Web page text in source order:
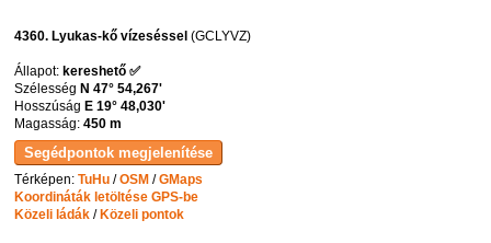
4360. Lyukas-kő vízeséssel (GCLYVZ)
Állapot: kereshető ✅
Szélesség N 47° 54,267'
Hosszúság E 19° 48,030'
Magasság:450 m
Térképen:TuHu /OSM /GMaps
Koordináták letöltése GPS-be
Közeli ládák / Közeli pontok